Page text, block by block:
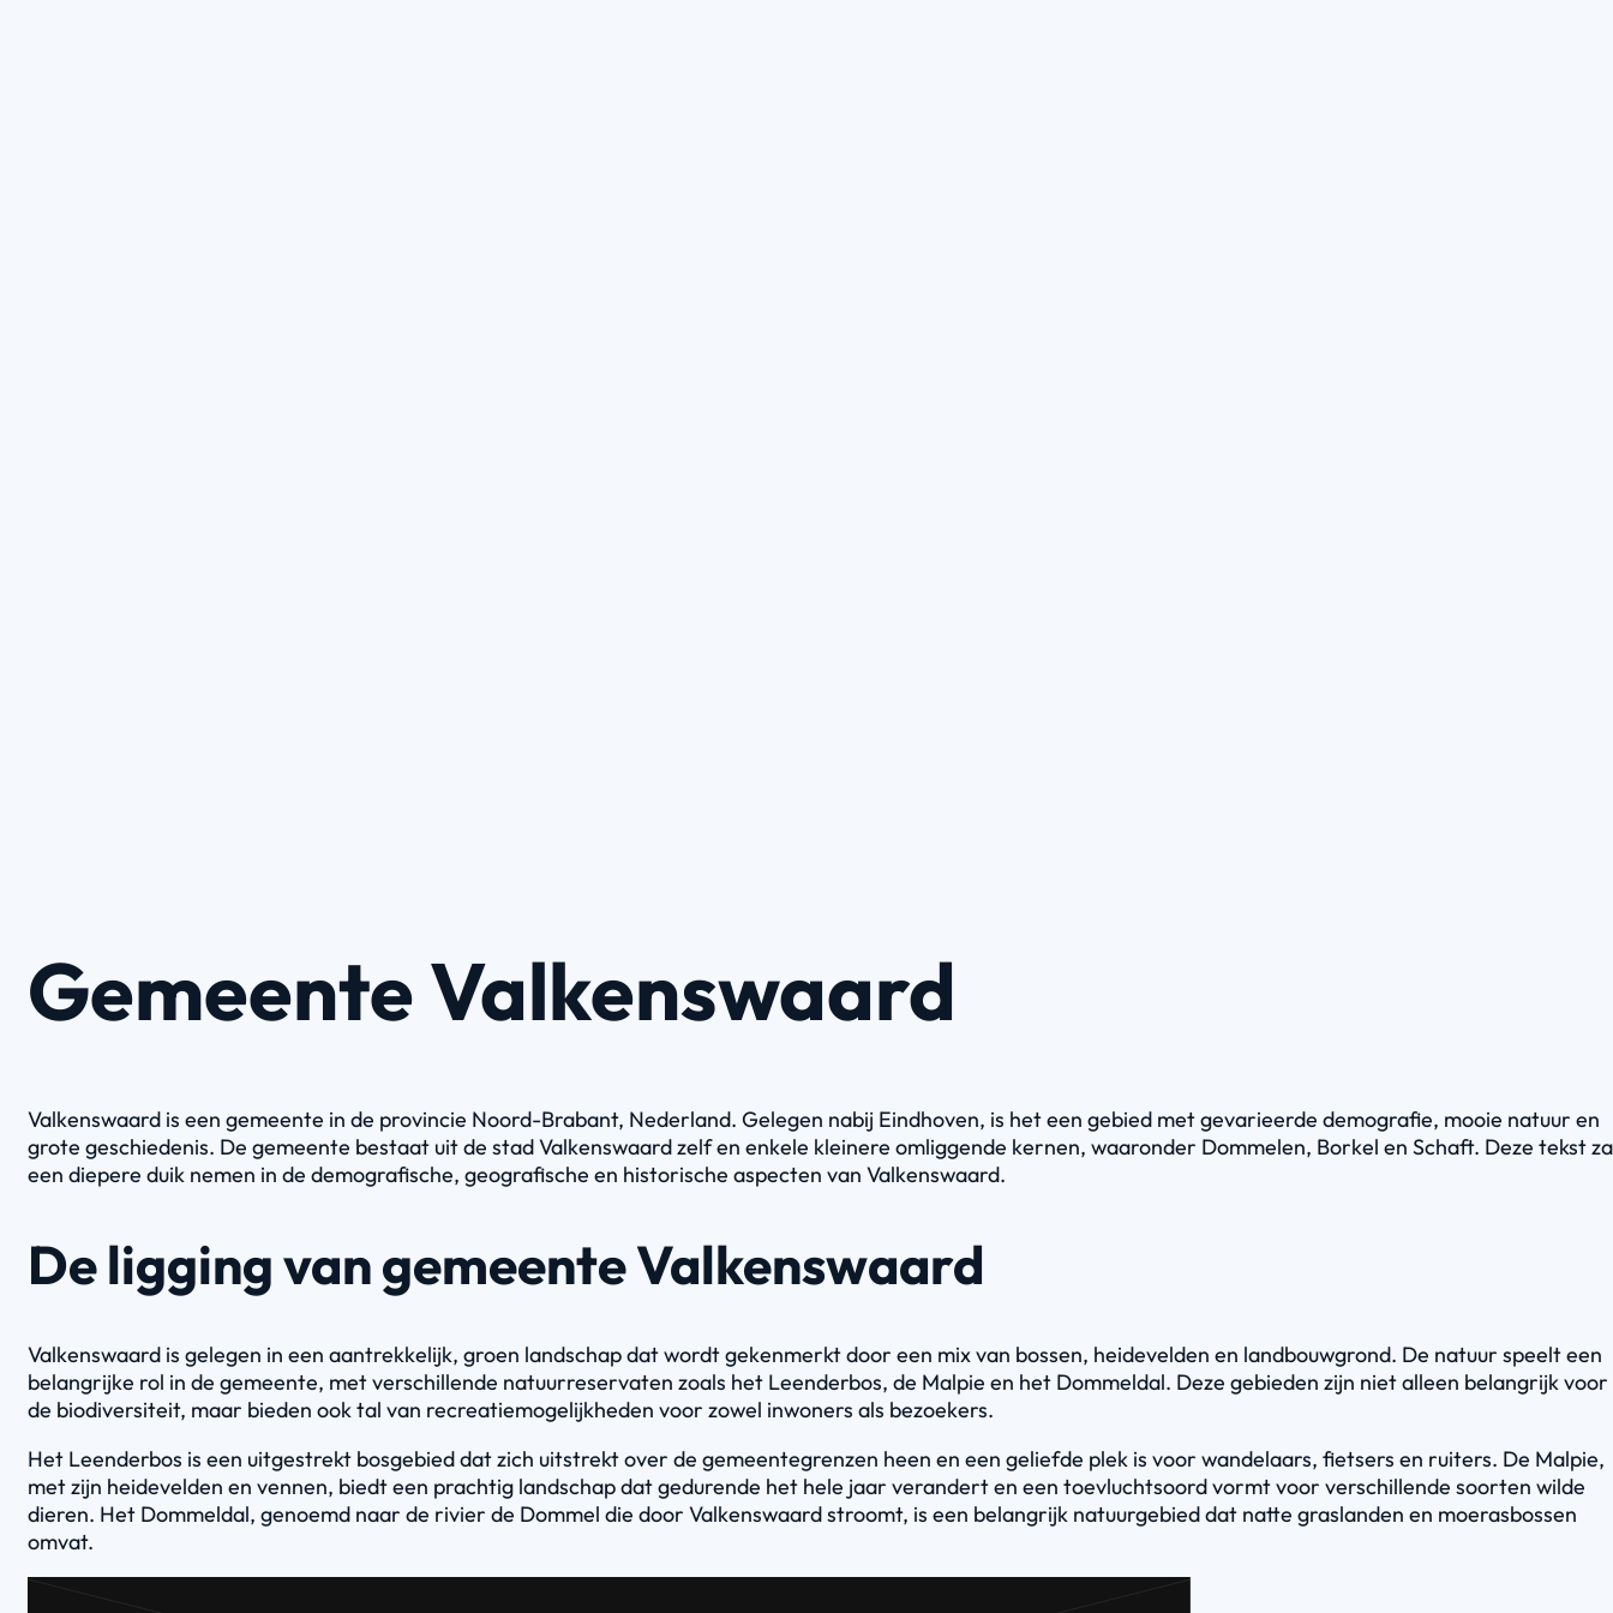
Gemeente Valkenswaard
Valkenswaard is een gemeente in de provincie Noord-Brabant, Nederland. Gelegen nabij Eindhoven, is het een gebied met gevarieerde demografie, mooie natuur en
grote geschiedenis. De gemeente bestaat uit de stad Valkenswaard zelf en enkele kleinere omliggende kernen, waaronder Dommelen, Borkel en Schaft. Deze tekst
een diepere duik nemen in de demografische, geografische en historische aspecten van Valkenswaard.
De ligging van gemeente Valkenswaard
Valkenswaard is gelegen in een aantrekkelijk, groen landschap dat wordt gekenmerkt door een mix van bossen, heidevelden en landbouwgrond. De natuur speelt een
belangrijke rol in de gemeente, met verschillende natuurreservaten zoals het Leenderbos, de Malpie en het Dommeldal. Deze gebieden zijn niet alleen belangrijk voor
de biodiversiteit, maar bieden ook tal van recreatiemogelijkheden voor zowel inwoners als bezoekers.
Het Leenderbos is een uitgestrekt bosgebied dat zich uitstrekt over de gemeentegrenzen heen en een geliefde plek is voor wandelaars, fietsers en ruiters. De Malpie,
met zijn heidevelden en vennen, biedt een prachtig landschap dat gedurende het hele jaar verandert en een toevluchtsoord vormt voor verschillende soorten wilde
dieren. Het Dommeldal, genoemd naar de rivier de Dommel die door Valkenswaard stroomt, is een belangrijk natuurgebied dat natte graslanden en moerasbossen
omvat.